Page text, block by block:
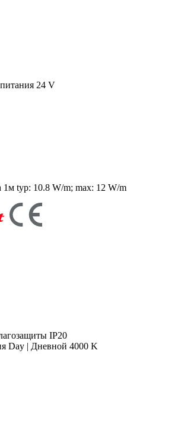
24 V
1м typ: 10.8 W/m; max: 12 W/m
IP20
Day | Дневной 4000 K